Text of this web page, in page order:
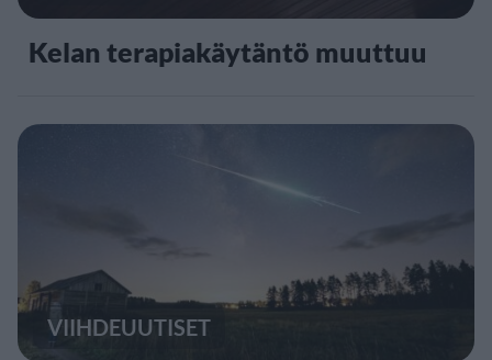
Kelan terapiakäytäntö muuttuu
VIIHDEUUTISET